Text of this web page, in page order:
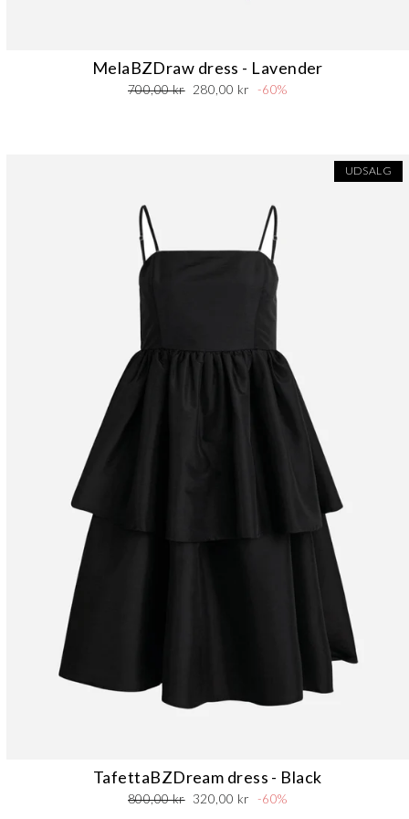
MelaBZDraw dress - Lavender
Normalpris
700,00 kr Udsalgspris
280,00 kr -60%
UDSALG
TafettaBZDream dress - Black
Normalpris
800,00 kr Udsalgspris
320,00 kr -60%